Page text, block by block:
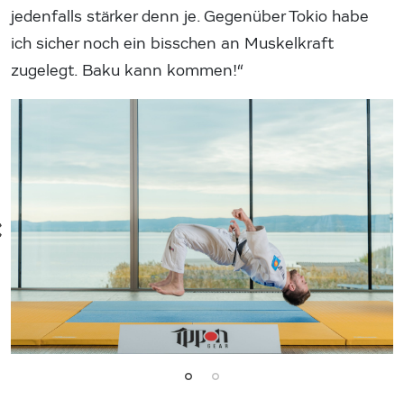
jedenfalls stärker denn je. Gegenüber Tokio habe
ich sicher noch ein bisschen an Muskelkraft
zugelegt. Baku kann kommen!“